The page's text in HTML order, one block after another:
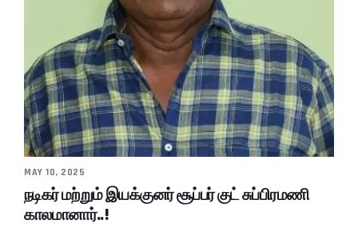
MAY 10, 2025
நடிகர் மற்றும் இயக்குனர் சூப்பர் குட் சுப்பிரமணி
காலமானார்..!